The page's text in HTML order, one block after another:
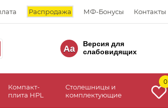
Распродажа МФ-Бонусы Контакты
Aa
Версия для
слабовидящих
Компакт-
плита HPL
Столешницы и
комплектующие
0